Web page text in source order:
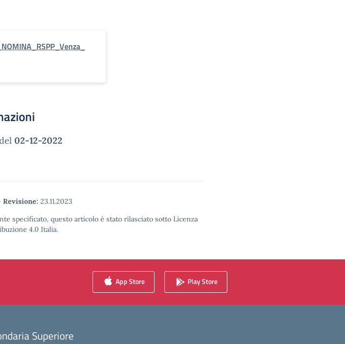
02-12-2022
Revisione: 23.11.2023
specificato, questo articolo è stato rilasciato sotto Licenza
4.0 Italia.
App Store Play Store
Superiore